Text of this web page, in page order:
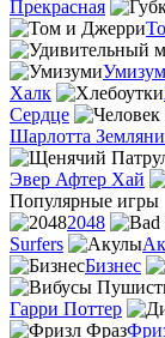
Прекрасная
Халк
Сердце
Шарлотта
Эвер Афтер Хай
Популярные игры
2048
Surfers
Бизнес
Гарри Поттер